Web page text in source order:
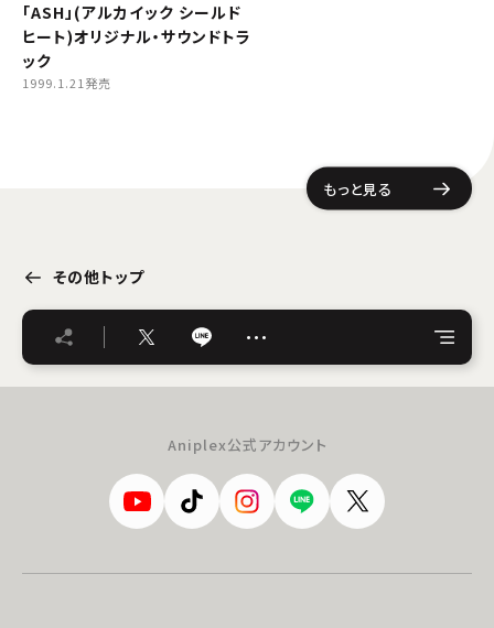
「ASH」(アルカイック シールド
ヒート)オリジナル・サウンドトラ
ック
1999.1.21発売
もっと見る
その他トップ
…
Aniplex公式アカウント